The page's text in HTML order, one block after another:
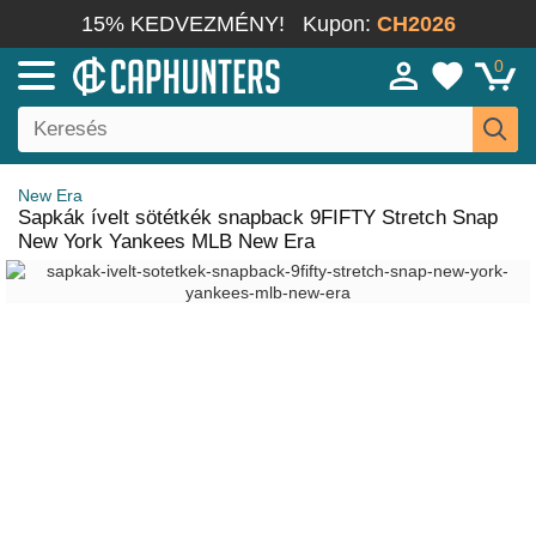
15% KEDVEZMÉNY! Kupon: CH2026
0
New Era
Sapkák ívelt sötétkék snapback 9FIFTY Stretch Snap
New York Yankees MLB New Era